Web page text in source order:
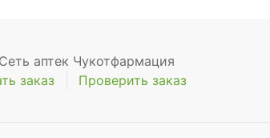
аптек Чукотфармация
заказ
Проверить заказ